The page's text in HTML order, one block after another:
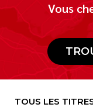
Vous
TOUS LES